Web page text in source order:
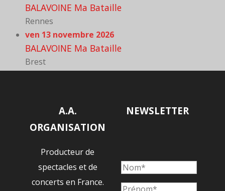
BALAVOINE Ma Bataille
Rennes
ven 13 novembre 2026
BALAVOINE Ma Bataille
Brest
A.A.
ORGANISATION
Producteur de
spectacles et de
concerts en France.
NEWSLETTER